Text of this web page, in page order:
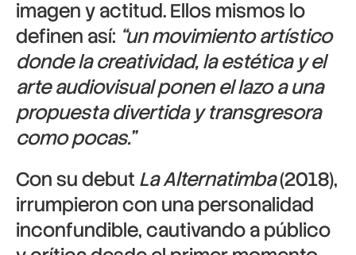
imagen y actitud. Ellos mismos lo
definen así: “un movimiento artístico
donde la creatividad, la estética y el
arte audiovisual ponen el lazo a una
propuesta divertida y transgresora
como pocas.”
Con su debut La Alternatimba(2018),
irrumpieron con una personalidad
inconfundible, cautivando a público